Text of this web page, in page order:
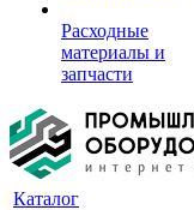
Расходные
материалы и
запчасти
Каталог